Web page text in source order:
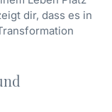
dir, dass es in